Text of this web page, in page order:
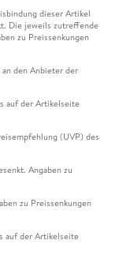
dieser Artikel
Die jeweils zutreffende
zu Preissenkungen
den Anbieter der
auf der Artikelseite
(UVP) des
Angaben zu
zu Preissenkungen
auf der Artikelseite